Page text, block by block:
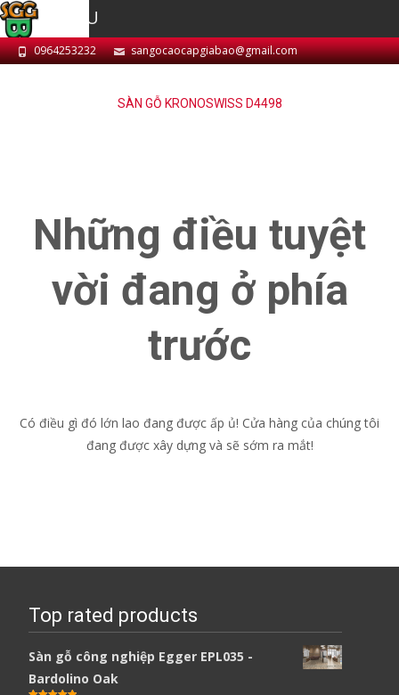
0964253232 sangocaocapgiabao@gmail.com
SÀN GỖ KRONOSWISS D4498
Những điều tuyệt
vời đang ở phía
trước
Có điều gì đó lớn lao đang được ấp ủ! Cửa hàng của chúng tôi
đang được xây dựng và sẽ sớm ra mắt!
Top rated products
Sàn gỗ công nghiệp Egger EPL035 -
Bardolino Oak
MENU